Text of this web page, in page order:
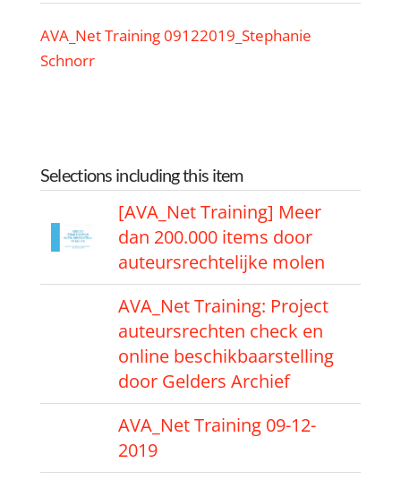
AVA_Net Training 09122019_Stephanie
Schnorr
Selections including this item
[AVA_Net Training] Meer
dan 200.000 items door
auteursrechtelijke molen
AVA_Net Training: Project
auteursrechten check en
online beschikbaarstelling
door Gelders Archief
AVA_Net Training 09-12-
2019